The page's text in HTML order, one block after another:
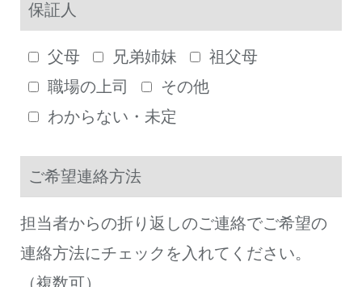
保証人
父母 兄弟姉妹
祖父母
職場の上司
その他
わからない・未定
ご希望連絡方法
担当者からの折り返しのご連絡でご希望の
連絡方法にチェックを入れてください。
（複数可）